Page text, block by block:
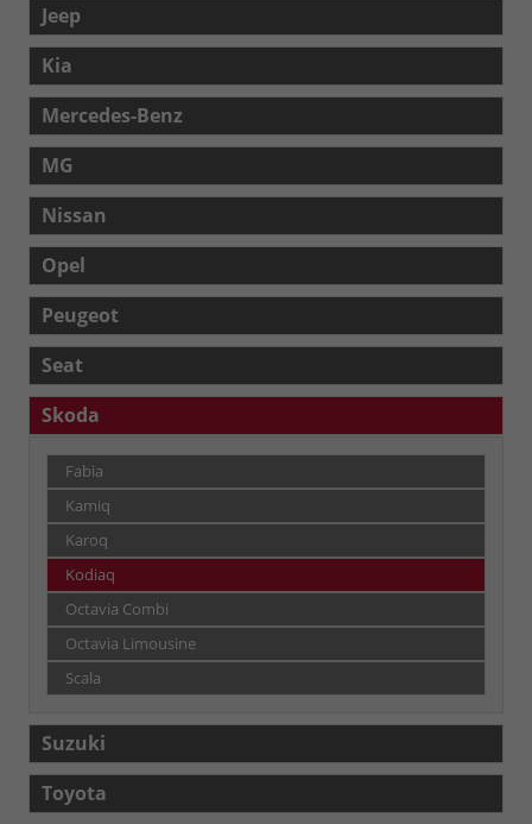
Jeep
Kia
Mercedes-Benz
MG
Nissan
Opel
Peugeot
Seat
Skoda
Fabia
Kamiq
Karoq
Kodiaq
Octavia Combi
Octavia Limousine
Scala
Suzuki
Toyota